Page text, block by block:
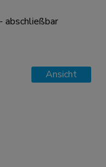
abschließbar
Ansicht